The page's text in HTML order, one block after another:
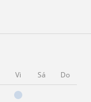
Vi Sá Do